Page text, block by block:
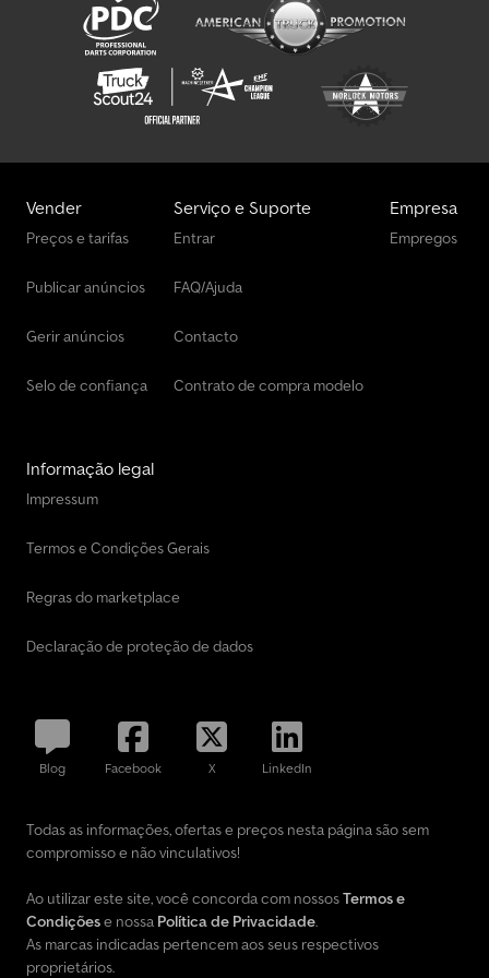
Vender
Preços e tarifas
Publicar anúncios
Gerir anúncios
Selo de confiança
Serviço e Suporte
Entrar
FAQ/Ajuda
Contacto
Contrato de compra modelo
Empresa
Empregos
Informação legal
Impressum
Termos e Condições Gerais
Regras do marketplace
Declaração de proteção de dados
Blog Facebook X LinkedIn
Todas as informações, ofertas e preços nesta página são sem
compromisso e não vinculativos!
Ao utilizar este site, você concorda com nossosTermos e
Condiçõese nossa Política de Privacidade.
As marcas indicadas pertencem aos seus respectivos
proprietários.